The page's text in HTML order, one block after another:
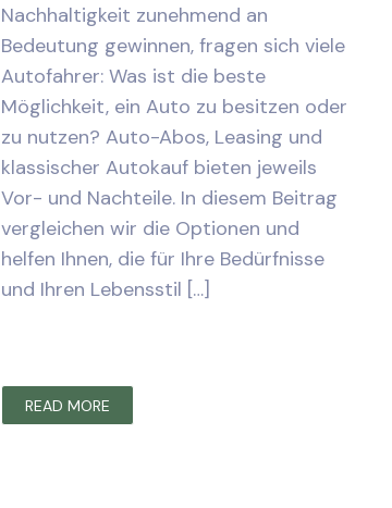
Nachhaltigkeit zunehmend an
Bedeutung gewinnen, fragen sich viele
Autofahrer: Was ist die beste
Möglichkeit, ein Auto zu besitzen oder
zu nutzen? Auto-Abos, Leasing und
klassischer Autokauf bieten jeweils
Vor- und Nachteile. In diesem Beitrag
vergleichen wir die Optionen und
helfen Ihnen, die für Ihre Bedürfnisse
und Ihren Lebensstil […]
READ MORE